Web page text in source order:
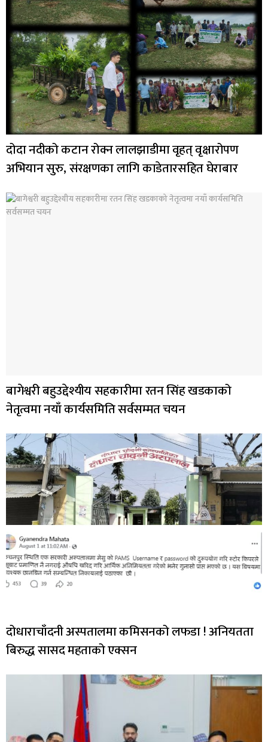
दोदा नदीको कटान रोक्न लालझाडीमा वृहत् वृक्षारोपण
अभियान सुरु, संरक्षणका लागि काडेतारसहित घेराबार
बागेश्वरी बहुउद्देश्यीय सहकारीमा रतन सिंह खडकाको
नेतृत्वमा नयाँ कार्यसमिति सर्वसम्मत चयन
दोधाराचाँदनी अस्पतालमा कमिसनको लफडा ! अनियतता
बिरुद्ध सासद महताको एक्सन